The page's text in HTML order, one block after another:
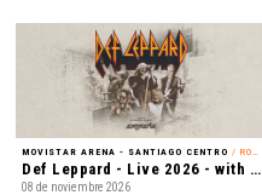
MOVISTAR ARENA - SANTIAGO CENTRO / ROCK
Def Leppard - Live 2026 - with Special Guest Extreme
08 de noviembre 2026